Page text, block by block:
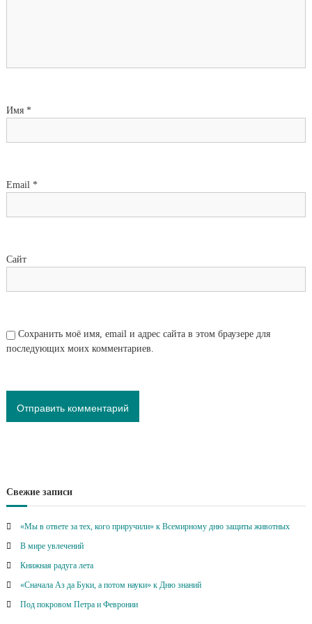
Имя *
Email *
Сайт
Сохранить моё имя, email и адрес сайта в этом браузере для
последующих моих комментариев.
Свежие записи
«Мы в ответе за тех, кого приручили» к Всемирному дню защиты животных
В мире увлечений
Книжная радуга лета
«Сначала Аз да Буки, а потом науки» к Дню знаний
Под покровом Петра и Февронии